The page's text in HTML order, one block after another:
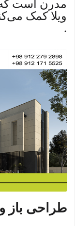
مدرن است
ویلا کمک
.
طراحی باز